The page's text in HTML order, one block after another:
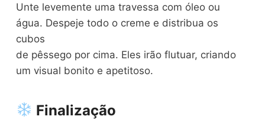
Unte levemente uma travessa com óleo ou
água. Despeje todo o creme e distribua os
cubos
de pêssego por cima. Eles irão flutuar, criando
um visual bonito e apetitoso.
Finalização